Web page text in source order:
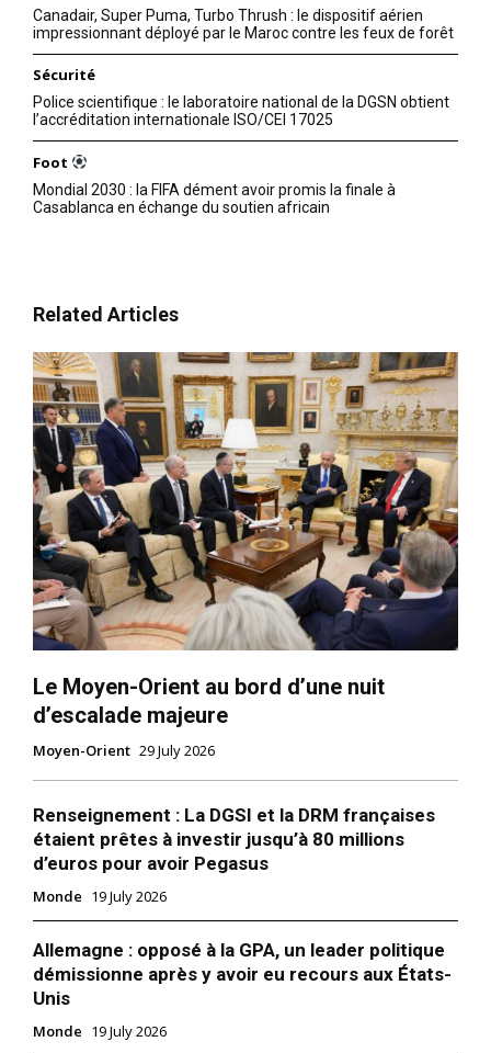
Canadair, Super Puma, Turbo Thrush : le dispositif aérien
impressionnant déployé par le Maroc contre les feux de forêt
Sécurité
Police scientifique : le laboratoire national de la DGSN obtient
l’accréditation internationale ISO/CEI 17025
Foot
Mondial 2030 : la FIFA dément avoir promis la finale à
Casablanca en échange du soutien africain
Related Articles
Le Moyen-Orient au bord d’une nuit
d’escalade majeure
Moyen-Orient 29 July 2026
Renseignement : La DGSI et la DRM françaises
étaient prêtes à investir jusqu’à 80 millions
d’euros pour avoir Pegasus
Monde 19 July 2026
Allemagne : opposé à la GPA, un leader politique
démissionne après y avoir eu recours aux États-
Unis
Monde 19 July 2026